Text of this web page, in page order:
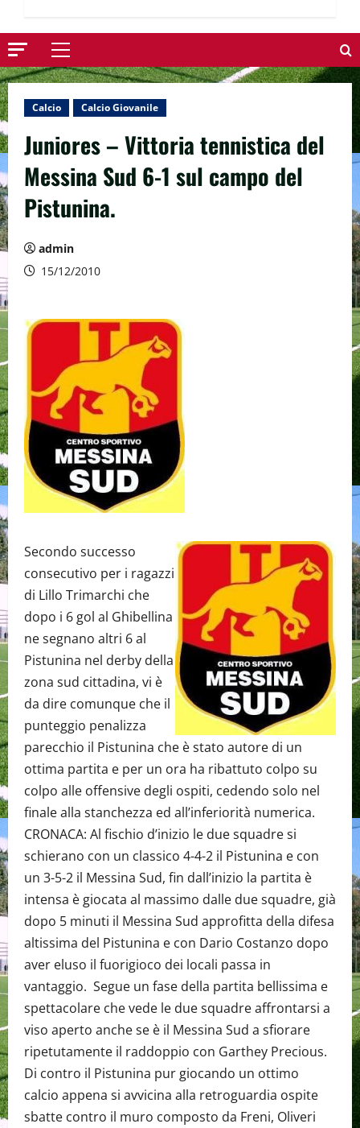
Menu
principale
Calcio Calcio Giovanile
Juniores – Vittoria tennistica del
Messina Sud 6-1 sul campo del
Pistunina.
admin
15/12/2010
Secondo successo
consecutivo per i ragazzi
di Lillo Trimarchi che
dopo i 6 gol al Ghibellina
ne segnano altri 6 al
Pistunina nel derby della
zona sud cittadina, vi è
da dire comunque che il
punteggio penalizza
parecchio il Pistunina che è stato autore di un
ottima partita e per un ora ha ribattuto colpo su
colpo alle offensive degli ospiti, cedendo solo nel
finale alla stanchezza ed all’inferiorità numerica.
CRONACA: Al fischio d’inizio le due squadre si
schierano con un classico 4-4-2 il Pistunina e con
un 3-5-2 il Messina Sud, fin dall’inizio la partita è
intensa è giocata al massimo dalle due squadre, già
dopo 5 minuti il Messina Sud approfitta della difesa
altissima del Pistunina e con Dario Costanzo dopo
aver eluso il fuorigioco dei locali passa in
vantaggio. Segue un fase della partita bellissima e
spettacolare che vede le due squadre affrontarsi a
viso aperto anche se è il Messina Sud a sfiorare
ripetutamente il raddoppio con Garthey Precious.
Di contro il Pistunina pur giocando un ottimo
calcio appena si avvicina alla retroguardia ospite
sbatte contro il muro composto da Freni, Oliveri